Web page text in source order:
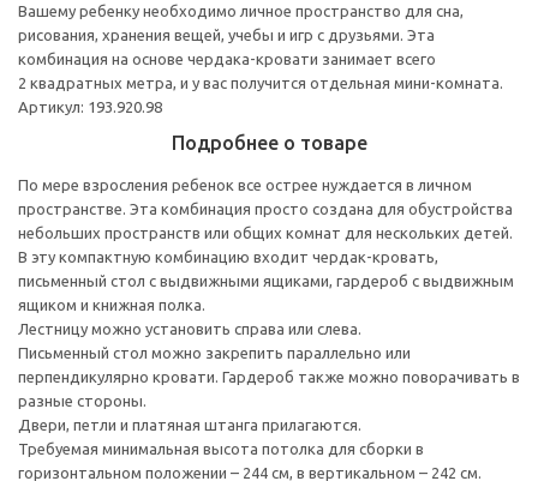
Вашему ребенку необходимо личное пространство для сна,
рисования, хранения вещей, учебы и игр с друзьями. Эта
комбинация на основе чердака-кровати занимает всего
2 квадратных метра, и у вас получится отдельная мини-комната.
Артикул: 193.920.98
Подробнее о товаре
По мере взросления ребенок все острее нуждается в личном
пространстве. Эта комбинация просто создана для обустройства
небольших пространств или общих комнат для нескольких детей.
В эту компактную комбинацию входит чердак-кровать,
письменный стол с выдвижными ящиками, гардероб с выдвижным
ящиком и книжная полка.
Лестницу можно установить справа или слева.
Письменный стол можно закрепить параллельно или
перпендикулярно кровати. Гардероб также можно поворачивать в
разные стороны.
Двери, петли и платяная штанга прилагаются.
Требуемая минимальная высота потолка для сборки в
горизонтальном положении – 244 см, в вертикальном – 242 см.